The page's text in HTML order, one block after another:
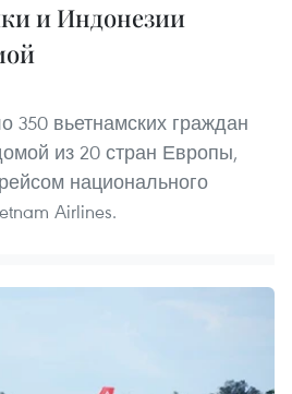
и Индонезии
350 вьетнамских граждан
из 20 стран Европы,
национального
Airlines.